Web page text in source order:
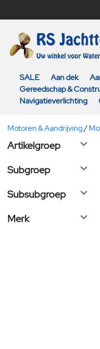
SALE Aan dek
Gereedschap &
Navigatieverlichting
Motoren & Aandrijving/
Artikelgroep
Subgroep
Subsubgroep
Merk